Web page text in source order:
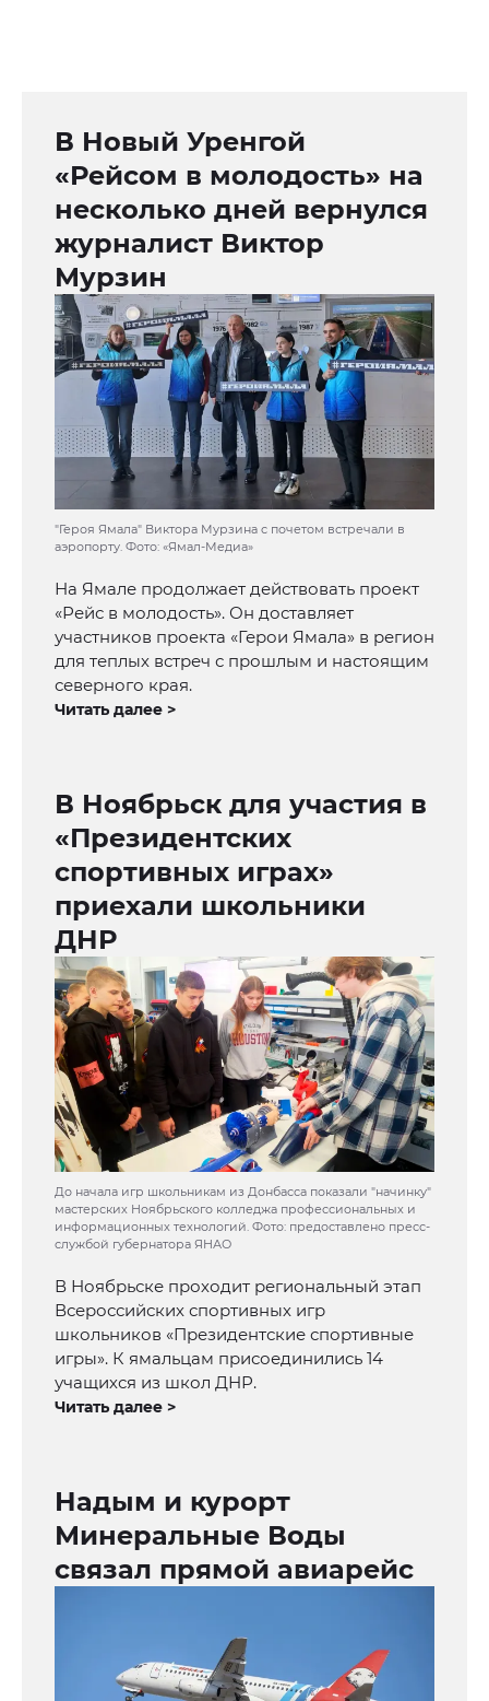
В Новый Уренгой
«Рейсом в молодость» на
несколько дней вернулся
журналист Виктор
Мурзин
"Героя Ямала" Виктора Мурзина с почетом встречали в
аэропорту. Фото: «Ямал-Медиа»
На Ямале продолжает действовать проект
«Рейс в молодость». Он доставляет
участников проекта «Герои Ямала» в регион
для теплых встреч с прошлым и настоящим
северного края.
Читать далее >
В Ноябрьск для участия в
«Президентских
спортивных играх»
приехали школьники
ДНР
До начала игр школьникам из Донбасса показали "начинку"
мастерских Ноябрьского колледжа профессиональных и
информационных технологий. Фото: предоставлено пресс-
службой губернатора ЯНАО
В Ноябрьске проходит региональный этап
Всероссийских спортивных игр
школьников «Президентские спортивные
игры». К ямальцам присоединились 14
учащихся из школ ДНР.
Читать далее >
Надым и курорт
Минеральные Воды
связал прямой авиарейс